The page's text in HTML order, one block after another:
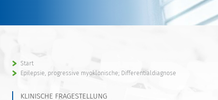
Start
Epilepsie, progressive myoklonische; Differentialdiagnose
KLINISCHE FRAGESTELLUNG